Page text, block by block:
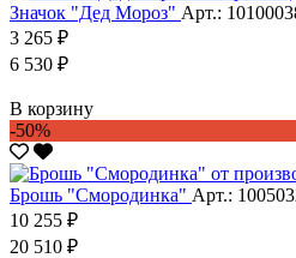
Значок "Дед Мороз" Арт.:
3 265 ₽
6 530 ₽
В корзину
-50%
Брошь "Смородинка" Арт.:
10 255 ₽
20 510 ₽